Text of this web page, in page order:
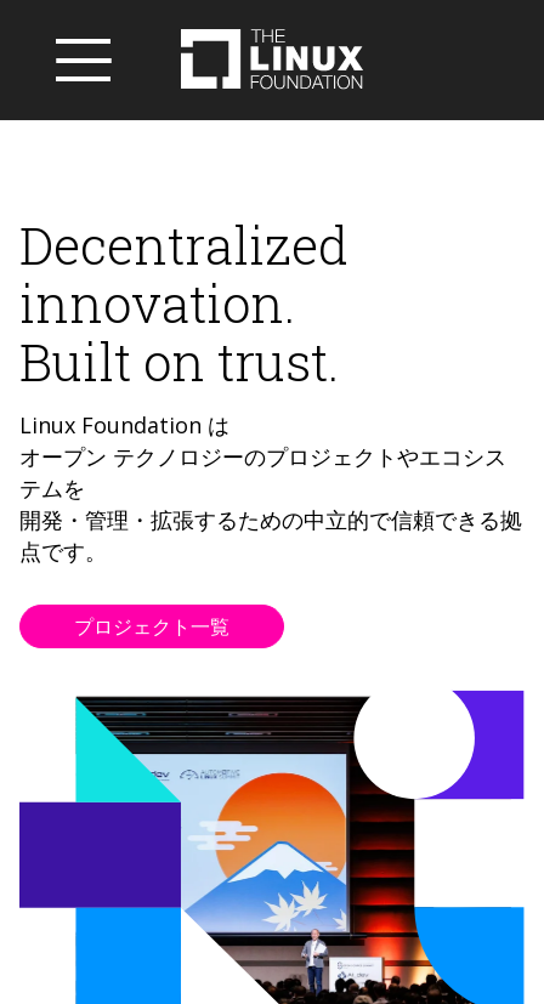
Decentralized
innovation.
Built on trust.
Linux Foundation は
オープン テクノロジーのプロジェクトやエコシス
テムを
開発・管理・拡張するための中立的で信頼できる拠
点です。
プロジェクト一覧